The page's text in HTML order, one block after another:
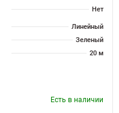
Нет
Линейный
Зеленый
20 м
Есть в наличии